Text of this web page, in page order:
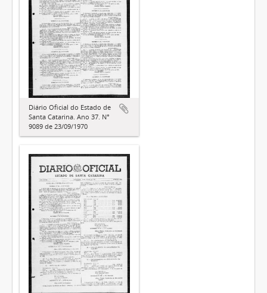
Diário Oficial do Estado de
Santa Catarina. Ano 37. N°
9089 de 23/09/1970